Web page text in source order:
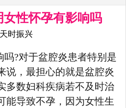
性怀孕有影响吗
天时振兴
?对于盆腔炎患者特别是
说，最担心的就是盆腔炎
多数妇科疾病若不及时治
能导致不孕，因为女性生